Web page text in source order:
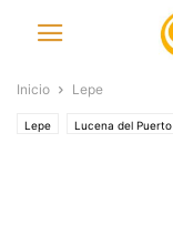
Inicio Lepe
Lepe Lucena del Puerto